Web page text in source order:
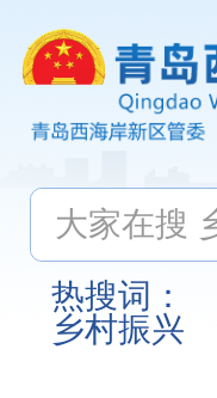
热搜词：
乡村振兴